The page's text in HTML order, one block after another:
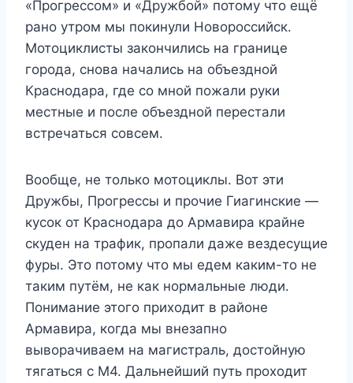
«Прогрессом» и «Дружбой» потому что ещё
рано утром мы покинули Новороссийск.
Мотоциклисты закончились на границе
города, снова начались на объездной
Краснодара, где со мной пожали руки
местные и после объездной перестали
встречаться совсем.
Вообще, не только мотоциклы. Вот эти
Дружбы, Прогрессы и прочие Гиагинские —
кусок от Краснодара до Армавира крайне
скуден на трафик, пропали даже вездесущие
фуры. Это потому что мы едем каким-то не
таким путём, не как нормальные люди.
Понимание этого приходит в районе
Армавира, когда мы внезапно
выворачиваем на магистраль, достойную
тягаться с М4. Дальнейший путь проходит